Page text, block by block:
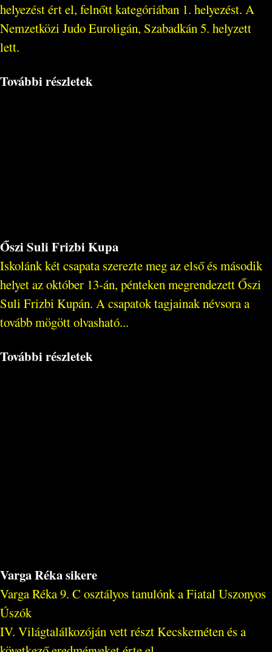
helyezést ért el, felnőtt kategóriában 1. helyezést. A
Nemzetközi Judo Euroligán, Szabadkán 5. helyzett
lett.
További részletek
Őszi Suli Frizbi Kupa
Iskolánk két csapata szerezte meg az első és második
helyet az október 13-án, pénteken megrendezett Őszi
Suli Frizbi Kupán. A csapatok tagjainak névsora a
tovább mögött olvasható...
További részletek
Varga Réka sikere
Varga Réka 9. C osztályos tanulónk a Fiatal Uszonyos
Úszók
IV. Világtalálkozóján vett részt Kecskeméten és a